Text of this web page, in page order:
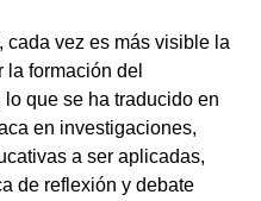
cada vez es más visible la
la formación del
que se ha traducido en
en investigaciones,
a ser aplicadas,
de reflexión y debate